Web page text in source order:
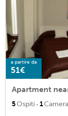
a partire da
51€
Apartment
5Ospiti · 1Camera